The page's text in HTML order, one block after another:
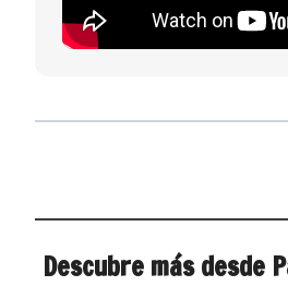
Descubre más desde